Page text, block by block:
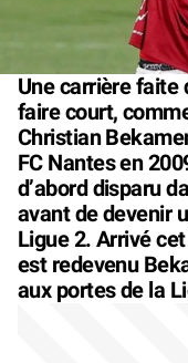
Une carrière faite
faire court,
Christian
FC Nantes en
d’abord disparu
avant de devenir
Ligue 2. Arrivé
est redevenu
aux portes de la